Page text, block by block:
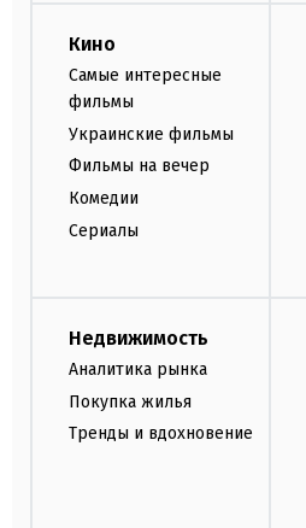
Кино
Самые интересные
фильмы
Украинские фильмы
Фильмы на вечер
Комедии
Сериалы
Недвижимость
Аналитика рынка
Покупка жилья
Тренды и вдохновение